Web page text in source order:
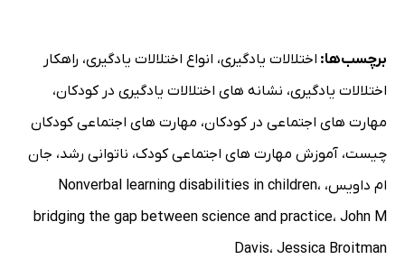
ادراک حسی / فضایی - بصری
کارکرد اجرایی
نقص‌های اجتماعی / هیجانی
استدلال عقلانی
آکادمیک‌ها
درک مطلب
خلاصه
برچسب‌ها: اختلالات یادگیری، انواع اختلالات یادگیری، راهکار
اختلالات یادگیری، نشانه های اختلالات یادگیری در کودکان،
مهارت های اجتماعی در کودکان، مهارت های اجتماعی کودکان
چیست، آموزش مهارت های اجتماعی کودک، ناتوانی رشد، جان
ام داویس، Nonverbal learning disabilities in children،
bridging the gap between science and practice، John M
Davis، Jessica Broitman